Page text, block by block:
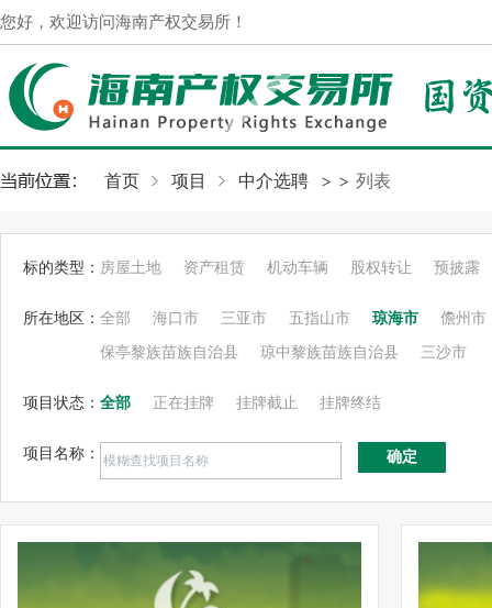
您好，欢迎访问海南产权交易所！
首页 项目 >
中介选聘 > 列表
标的类型： 房屋土地 资产租赁 机动车辆 股权转让 预披露
所在地区： 全部 海口市 三亚市 五指山市 琼海市 儋州市
保亭黎族苗族自治县 琼中黎族苗族自治县 三沙市
项目状态： 全部 正在挂牌 挂牌截止 挂牌终结
项目名称： 确定